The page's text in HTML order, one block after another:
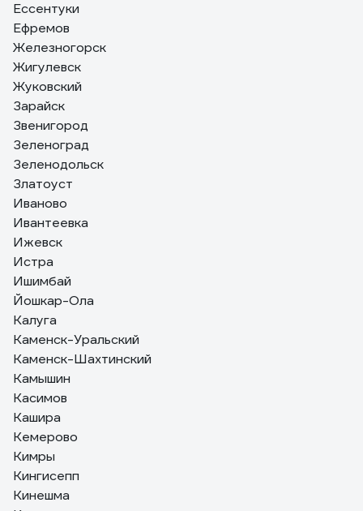
Ессентуки
Ефремов
Железногорск
Жигулевск
Жуковский
Зарайск
Звенигород
Зеленоград
Зеленодольск
Златоуст
Иваново
Ивантеевка
Ижевск
Истра
Ишимбай
Йошкар-Ола
Калуга
Каменск-Уральский
Каменск-Шахтинский
Камышин
Касимов
Кашира
Кемерово
Кимры
Кингисепп
Кинешма